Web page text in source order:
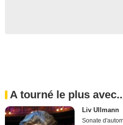
A tourné le plus
Liv Ullmann
Sonate